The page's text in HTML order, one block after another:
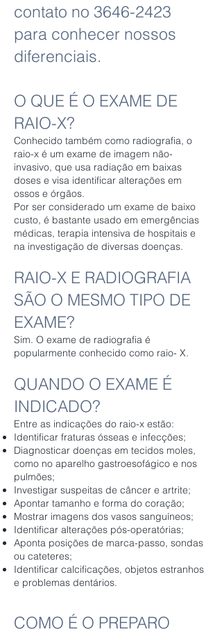
contato no 3646-2423
para conhecer nossos
diferenciais.
O QUE É O EXAME DE
RAIO-X?
Conhecido também como radiografia, o
raio-x é um exame de imagem não-
invasivo, que usa radiação em baixas
doses e visa identificar alterações em
ossos e órgãos.
Por ser considerado um exame de baixo
custo, é bastante usado em emergências
médicas, terapia intensiva de hospitais e
na investigação de diversas doenças.
RAIO-X E RADIOGRAFIA
SÃO O MESMO TIPO DE
EXAME?
Sim. O exame de radiografia é
popularmente conhecido como raio- X.
QUANDO O EXAME É
INDICADO?
Entre as indicações do raio-x estão:
Identificar fraturas ósseas e infecções;
Diagnosticar doenças em tecidos moles,
como no aparelho gastroesofágico e nos
pulmões;
Investigar suspeitas de câncer e artrite;
Apontar tamanho e forma do coração;
Mostrar imagens dos vasos sanguíneos;
Identificar alterações pós-operatórias;
Aponta posições de marca-passo, sondas
ou cateteres;
Identificar calcificações, objetos estranhos
e problemas dentários.
COMO É O PREPARO